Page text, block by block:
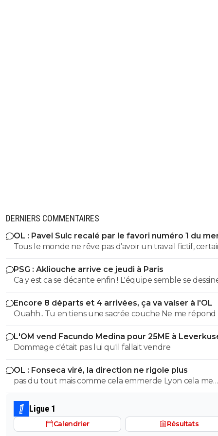
DERNIERS COMMENTAIRES
OL : Pavel Sulc recalé par le favori numéro 1 du
Tous le monde ne rêve pas d’avoir un travail fictif,
apprécient de faire réellement quelque chose de leur
Triste façon de voir les choses
PSG : Akliouche arrive ce jeudi à Paris
Ca y est ca se décante enfin ! L'équipe semble se
pour notre plus grand bonheur
Encore 8 départs et 4 arrivées, ça va valser à l'OL
Ouahh.. Tu en tiens une sacrée couche Ne me répond pas.
Tu sais pas lire la troll
L'OM vend Facundo Medina pour 25ME à
Dommage c'était pas lui qu'il fallait vendre
OL : Fonseca viré, la direction ne rigole plus
pas du tout mais comme cela emmerde Lyon cela me
convient
Ligue 1
Calendrier Résultats